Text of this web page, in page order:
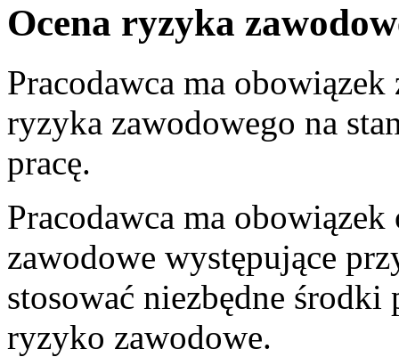
Ocena ryzyka
Pracodawca ma
ryzyka zawodowego na
pracę.
Pracodawca ma
zawodowe występujące
stosować niezbędne
ryzyko zawodowe.